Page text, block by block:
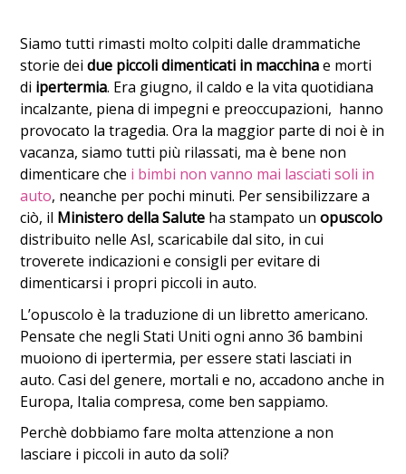
Siamo tutti rimasti molto colpiti dalle drammatiche
storie deidue piccoli dimenticati in macchinae morti
di ipertermia. Era giugno, il caldo e la vita quotidiana
incalzante, piena di impegni e preoccupazioni, hanno
provocato la tragedia. Ora la maggior parte di noi è in
vacanza, siamo tutti più rilassati, ma è bene non
dimenticare che i bimbi non vanno mai lasciati soli in
auto, neanche per pochi minuti. Per sensibilizzare a
ciò, il Ministero della Salute ha stampato unopuscolo
distribuito nelle Asl, scaricabile dal sito, in cui
troverete indicazioni e consigli per evitare di
dimenticarsi i propri piccoli in auto.
L’opuscolo è la traduzione di un libretto americano.
Pensate che negli Stati Uniti ogni anno 36 bambini
muoiono di ipertermia, per essere stati lasciati in
auto. Casi del genere, mortali e no, accadono anche in
Europa, Italia compresa, come ben sappiamo.
Perchè dobbiamo fare molta attenzione a non
lasciare i piccoli in auto da soli?